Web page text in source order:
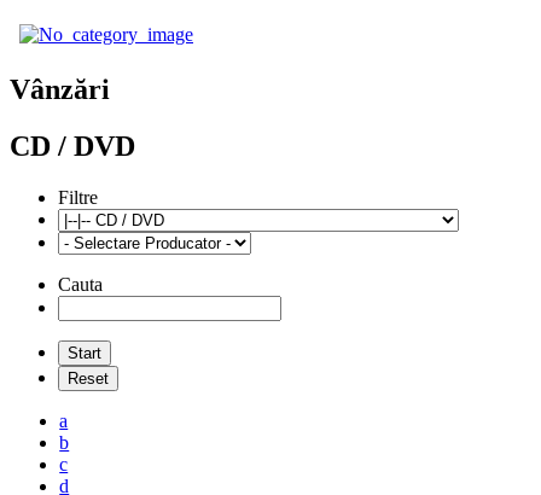
Vânzări
CD / DVD
Filtre
Cauta
a
b
c
d